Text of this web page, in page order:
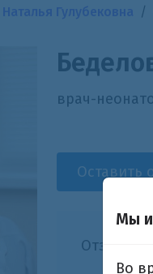
врач-
Оставить
Отзывы
Мы
Во